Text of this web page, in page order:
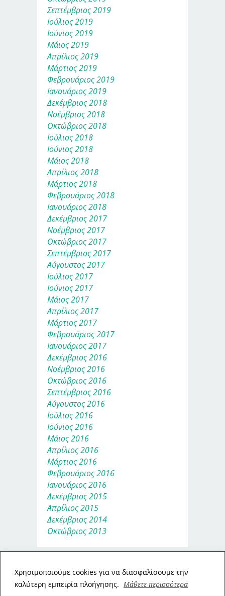
Xρησιμοποιούμε cookies για να διασφαλίσουμε την
καλύτερη εμπειρία πλοήγησης. Μάθετε περισσότερα
Σεπτέμβριος 2019
Ιούλιος 2019
Ιούνιος 2019
Μάιος 2019
Απρίλιος 2019
Μάρτιος 2019
Φεβρουάριος 2019
Ιανουάριος 2019
Δεκέμβριος 2018
Νοέμβριος 2018
Οκτώβριος 2018
Ιούλιος 2018
Ιούνιος 2018
Μάιος 2018
Απρίλιος 2018
Μάρτιος 2018
Φεβρουάριος 2018
Ιανουάριος 2018
Δεκέμβριος 2017
Νοέμβριος 2017
Οκτώβριος 2017
Σεπτέμβριος 2017
Αύγουστος 2017
Ιούλιος 2017
Ιούνιος 2017
Μάιος 2017
Απρίλιος 2017
Μάρτιος 2017
Φεβρουάριος 2017
Ιανουάριος 2017
Δεκέμβριος 2016
Νοέμβριος 2016
Οκτώβριος 2016
Σεπτέμβριος 2016
Αύγουστος 2016
Ιούλιος 2016
Ιούνιος 2016
Μάιος 2016
Απρίλιος 2016
Μάρτιος 2016
Φεβρουάριος 2016
Ιανουάριος 2016
Δεκέμβριος 2015
Απρίλιος 2015
Δεκέμβριος 2014
Οκτώβριος 2013